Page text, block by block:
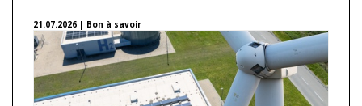
21.07.2026 | Bon à savoir